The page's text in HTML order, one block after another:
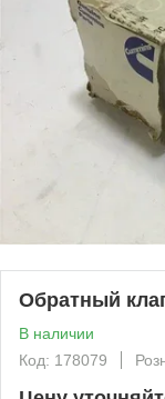
Обратный
В наличии
Код: 178079